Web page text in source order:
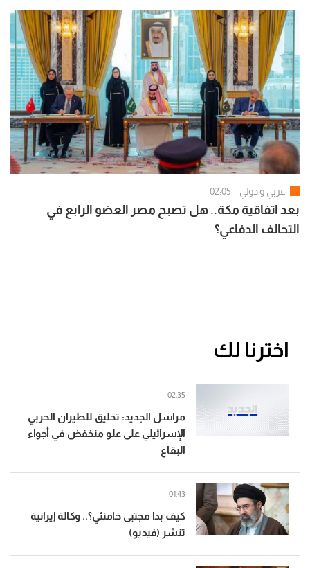
عربي و دولي 02:05
بعد اتفاقية مكة.. هل تصبح مصر العضو الرابع في
التحالف الدفاعي؟
اخترنا لك
مراسل الجديد: تحليق للطيران الحربي
الإسرائيلي على علو منخفض في أجواء
البقاع
02:35
كيف بدا مجتبى خامنئي؟.. وكالة إيرانية
تنشر (فيديو)
01:43